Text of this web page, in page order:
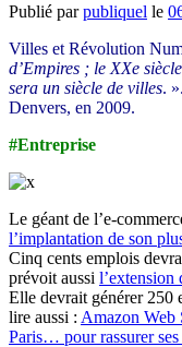
Publié parpubliquel le
Villes et Révolution
d’Empires ; le XXe
sera un siècle de villes.
Denvers, en 2009.
#Entreprise
Le géant de l’e-
l’implantation de son
Cinq cents emplois
prévoit aussi l’extension
Elle devrait générer 250
lire aussi : Amazon Web
Paris… pour rassurer